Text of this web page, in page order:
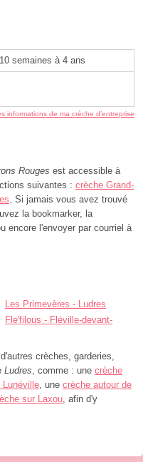
semaines à 4 ans
informations de ma crèche d’entreprise
Rouges est accessible à
suivantes : crèche Grand-
. Si jamais vous avez trouvé
la bookmarker, la
encore l'envoyer par courriel à
Les Primevères - Ludres
Fle'filous - Fléville-devant-
crèches, garderies,
Ludres, comme : une crèche
Lunéville, une crèche autour de
sur Laxou, afin d'y